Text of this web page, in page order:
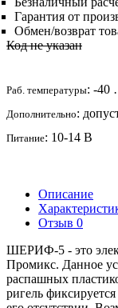
Гарантия от
Обмен/возврат
Код не указан
Раб. температуры: -40
Дополнительно:
Питание: 10-14 В
Описание
Отзыв 0
ШЕРИФ-5 - это
Промикс. Данное
распашных
ригель